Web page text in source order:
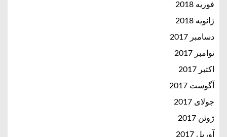
فوریه 2018
ژانویه 2018
دسامبر 2017
نوامبر 2017
اکتبر 2017
آگوست 2017
جولای 2017
ژوئن 2017
آوریل 2017